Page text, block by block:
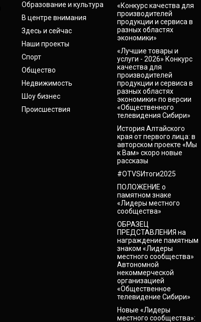
Образование и культура
В центре внимания
Здесь и сейчас
Наши проекты
Спорт
Общество
Недвижимость
Шоу бизнес
Происшествия
«Конкурс качества для
производителей
продукции и сервиса в
разных областях
экономики»
«Лучшие товары и
услуги - 2026» Конкурс
качества для
производителей
продукции и сервиса в
разных областях
экономики» по версии
«Общественного
телевидения Сибири»
История Алтайского
края от первого лица: в
авторском проекте «Мы
к Вам» скоро новые
рассказы
#OTVSИтоги2025
ПОЛОЖЕНИЕ о
памятном знаке
«Лидеры местного
сообщества»
ОБРАЗЕЦ
ПРЕДСТАВЛЕНИЯ на
награждение памятным
знаком «Лидеры
местного сообщества»
Автономной
некоммерческой
организацией
«Общественное
телевидение Сибири»
Новые «Лидеры
местного сообщества»: